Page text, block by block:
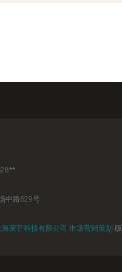
中路629号
海茉芒科技有限公司 市场营销策划